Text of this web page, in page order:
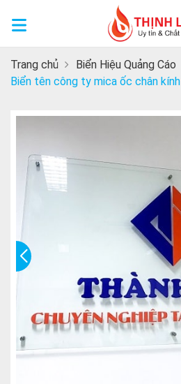
Trang chủ
Biển Hiệu Quảng Cáo
Biển tên công ty mica ốc chân kính